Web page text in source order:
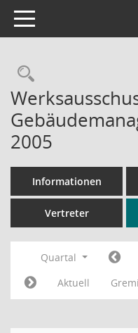
Toggle navigation
2005
Informationen
Vertreter
Quartal
Aktuell